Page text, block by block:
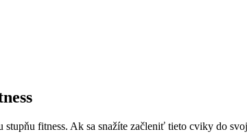
stupňu fitness. Ak sa snažíte začleniť tieto cviky do